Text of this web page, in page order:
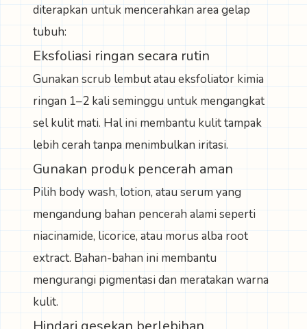
diterapkan untuk mencerahkan area gelap
tubuh:
Eksfoliasi ringan secara rutin
Gunakan scrub lembut atau eksfoliator kimia
ringan 1–2 kali seminggu untuk mengangkat
sel kulit mati. Hal ini membantu kulit tampak
lebih cerah tanpa menimbulkan iritasi.
Gunakan produk pencerah aman
Pilih body wash, lotion, atau serum yang
mengandung bahan pencerah alami seperti
niacinamide, licorice, atau morus alba root
extract. Bahan-bahan ini membantu
mengurangi pigmentasi dan meratakan warna
kulit.